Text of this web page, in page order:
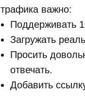
трафика важно:
Поддерживать
Загружать
Просить
отвечать.
Добавить